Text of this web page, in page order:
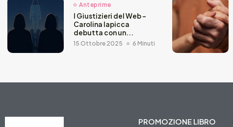
Anteprime
I Giustizieri del Web –
Carolina Iapicca
debutta con un...
15 Ottobre 2025 6 Minuti
PROMOZIONE LIBRO